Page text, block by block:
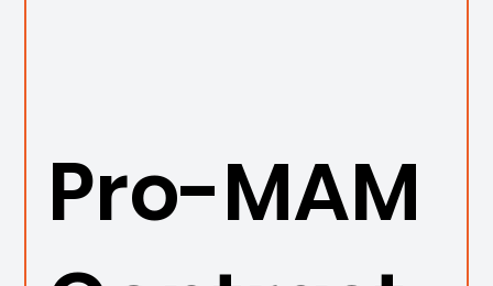
Pro-MAM